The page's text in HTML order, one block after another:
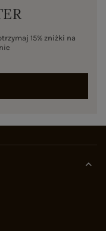
15% zniżki na